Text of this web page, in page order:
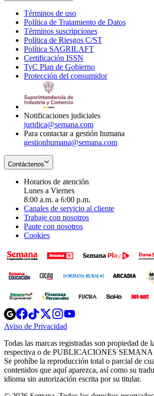
Términos de uso
in
new
window
Política de Tratamiento de Datos
Términos suscripciones
in
Política de Riesgos C/ST
Política SAGRILAFT
new
window
Certificación ISSN
in
new
TyC Plan de Gobierno
in
Protección del consumidorOpens
Notificaciones judiciales
juridica@semana.com
Para contactar a gestión humana
gestionhumana@semana.com
Contáctenos
Horarios de atención
Lunes a Viernes
8:00 a.m. a 6:00 p.m.
Canales de servicio al cliente
Trabaje con nosotros
Paute con nosotros
Cookies
Opens
in
new
Opens
in
new
Opens
in
new
window
Opens
new
windowwindow
Aviso de Privacidad
new
window
Todas las marcas registradas son propiedad de
respectiva o de PUBLICACIONES SEMANA
Se prohíbe la reproducción total o parcial de
contenidos que aquí aparezca, así como su
idioma sin autorización escrita por su titular.